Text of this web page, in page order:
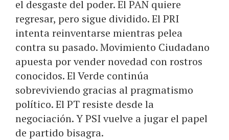
el desgaste del poder. El PAN quiere
regresar, pero sigue dividido. El PRI
intenta reinventarse mientras pelea
contra su pasado. Movimiento Ciudadano
apuesta por vender novedad con rostros
conocidos. El Verde continúa
sobreviviendo gracias al pragmatismo
político. El PT resiste desde la
negociación. Y PSI vuelve a jugar el papel
de partido bisagra.